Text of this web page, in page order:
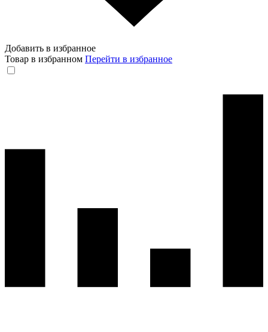
Добавить в избранное
Товар в избранном Перейти в избранное